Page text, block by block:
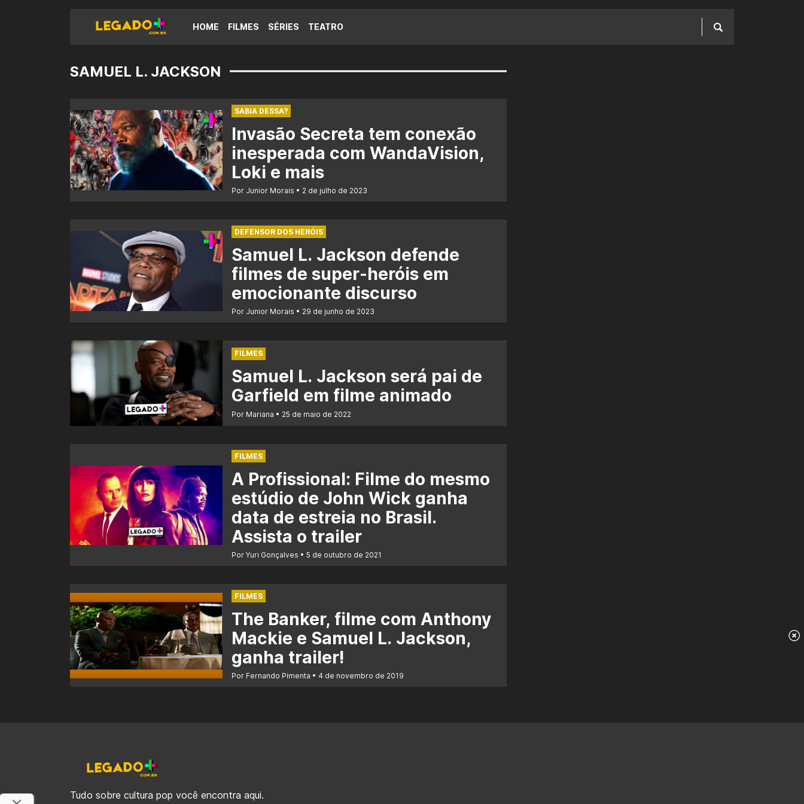
HOME FILMES SÉRIES TEATRO
SAMUEL L. JACKSON
SABIA DESSA?
Invasão Secreta tem conexão
inesperada com WandaVision,
Loki e mais
Por Junior Morais 2 de julho de 2023
DEFENSOR DOS HERÓIS
Samuel L. Jackson defende
filmes de super-heróis em
emocionante discurso
Por Junior Morais 29 de junho de 2023
FILMES
Samuel L. Jackson será pai de
Garfield em filme animado
Por Mariana 25 de maio de 2022
FILMES
A Profissional: Filme do mesmo
estúdio de John Wick ganha
data de estreia no Brasil.
Assista o trailer
Por Yuri Gonçalves 5 de outubro de 2021
FILMES
The Banker, filme com Anthony
Mackie e Samuel L. Jackson,
ganha trailer!
Por Fernando Pimenta 4 de novembro de 2019
Tudo sobre cultura pop você encontra aqui.